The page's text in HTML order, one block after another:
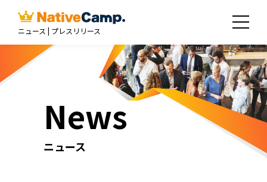
ニュース | プレスリリース
News
ニュース